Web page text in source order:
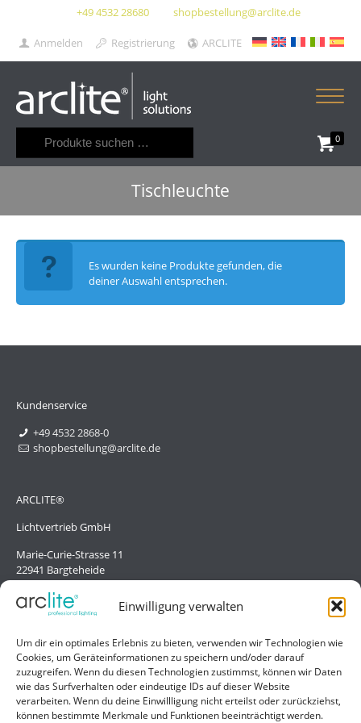
Einwilligung verwalten
Um dir ein optimales Erlebnis zu bieten, verwenden wir Technologien wie
Cookies, um Geräteinformationen zu speichern und/oder darauf
zuzugreifen. Wenn du diesen Technologien zustimmst, können wir Daten
wie das Surfverhalten oder eindeutige IDs auf dieser Website
verarbeiten. Wenn du deine Einwillligung nicht erteilst oder zurückziehst,
können bestimmte Merkmale und Funktionen beeinträchtigt werden.
+49 4532 28680 shopbestellung@arclite.de
Anmelden Registrierung ARCLITE
0
Tischleuchte
Es wurden keine Produkte gefunden, die
deiner Auswahl entsprechen.
Kundenservice
+49 4532 2868-0
shopbestellung@arclite.de
ARCLITE®
Lichtvertrieb GmbH
Marie-Curie-Strasse 11
22941 Bargteheide
Deutschland/Germany
Hilfe
Liefer- und Zahlungsbedingungen
Kontakt